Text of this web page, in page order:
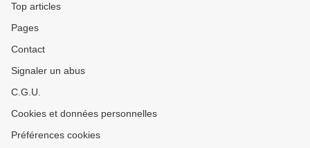
Top articles
Pages
Contact
Signaler un abus
C.G.U.
Cookies et données personnelles
Préférences cookies